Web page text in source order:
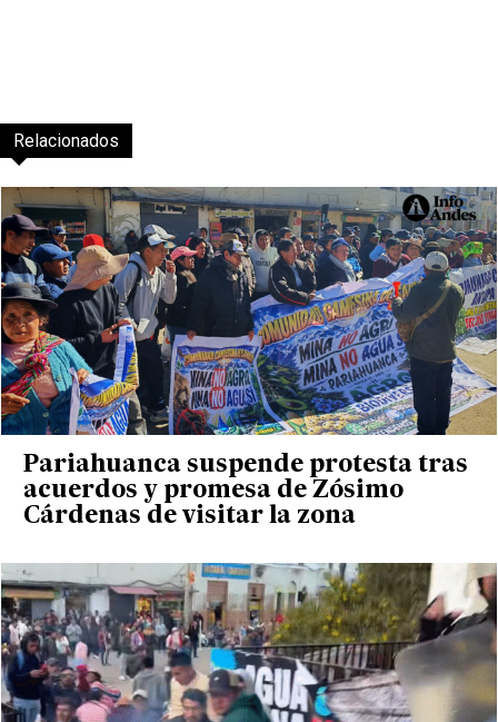
Relacionados
Pariahuanca suspende protesta tras
acuerdos y promesa de Zósimo
Cárdenas de visitar la zona